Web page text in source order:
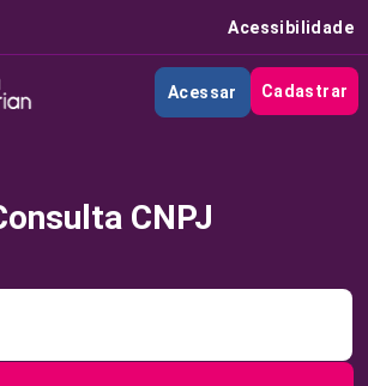
Acessibilidade
Acessar Cadastrar
CNPJ